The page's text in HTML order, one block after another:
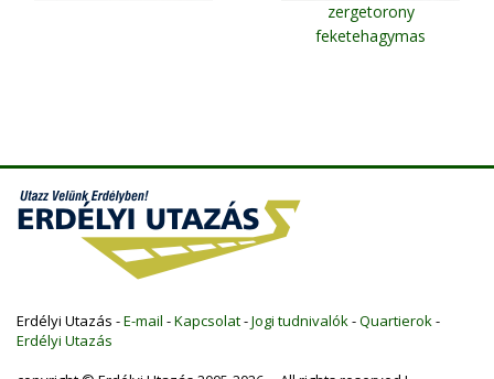
zergetorony
feketehagymas
Erdélyi Utazás -E-mail -Kapcsolat-Jogi tudnivalók-Quartierok-
Erdélyi Utazás